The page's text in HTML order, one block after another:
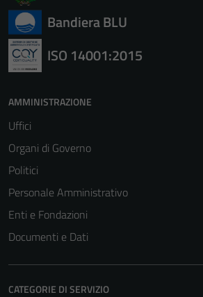
Bandiera BLU
ISO 14001:2015
AMMINISTRAZIONE
Uffici
Organi di Governo
Politici
Personale Amministrativo
Enti e Fondazioni
Documenti e Dati
CATEGORIE DI SERVIZIO